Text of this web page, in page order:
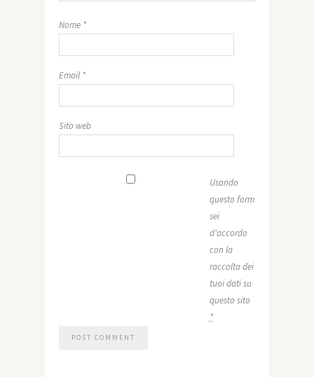
Nome *
Email *
Sito web
Usando
questo form
sei
d'accordo
con la
raccolta dei
tuoi dati su
questo sito
*